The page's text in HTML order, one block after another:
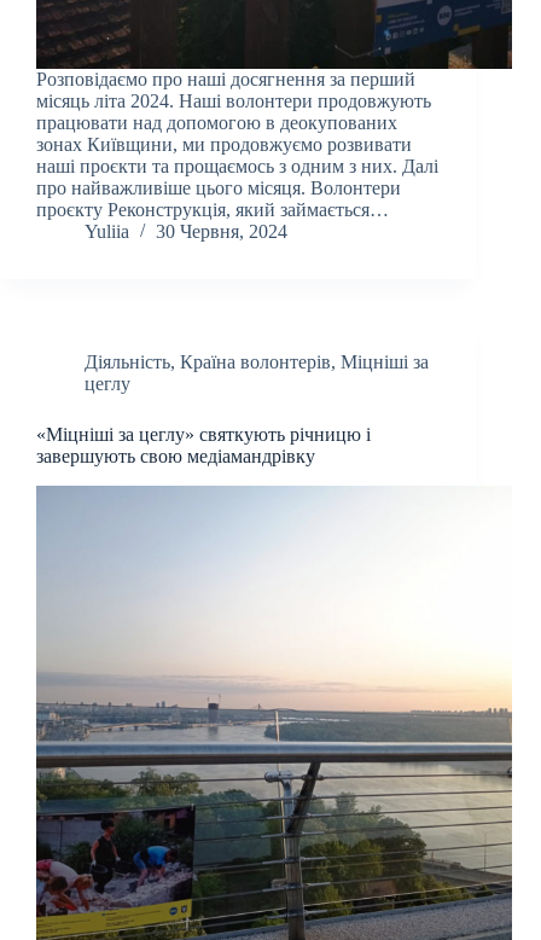
Розповідаємо про наші досягнення за перший
місяць літа 2024. Наші волонтери продовжують
працювати над допомогою в деокупованих
зонах Київщини, ми продовжуємо розвивати
наші проєкти та прощаємось з одним з них. Далі
про найважливіше цього місяця. Волонтери
проєкту Реконструкція, який займається…
Yuliia
30 Червня, 2024
Діяльність, Країна волонтерів, Міцніші за
цеглу
«Міцніші за цеглу» святкують річницю і
завершують свою медіамандрівку